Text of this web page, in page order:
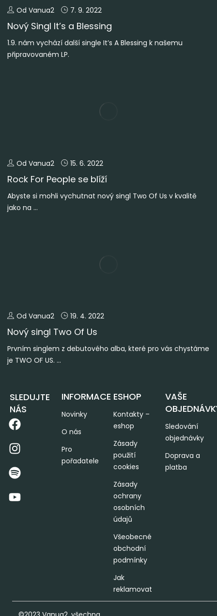
Od Vanua2 7. 9. 2022
Nový Singl It’s a Blessing
1.9. nám vychází další single It’s A Blessing k našemu
připravovaném LP.
Od Vanua2 15. 6. 2022
Rock For People se blíží
Abyste si mohli vychutnat nový singl Two Of Us v kvalitě
jako na ...
Od Vanua2 19. 4. 2022
Nový singl Two Of Us
Prvním singlem z debutového alba, které pro vás chystáme
je TWO OF US. ...
SLEDUJTE
NÁS
INFORMACE
Novinky
O nás
Pro
pořadatele
ESHOP
Kontakty –
eshop
Zásady
použití
cookies
Zásady
ochrany
osobních
údajů
Všeobecné
obchodní
podmínky
Jak
reklamovat
VAŠE
Sledování
objednávky
Doprava a
platba